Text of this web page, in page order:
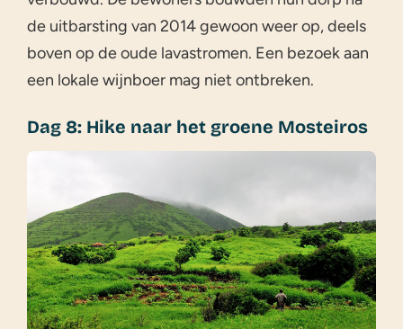
de uitbarsting van 2014 gewoon weer op, deels
boven op de oude lavastromen. Een bezoek aan
een lokale wijnboer mag niet ontbreken.
Dag 8: Hike naar het groene Mosteiros